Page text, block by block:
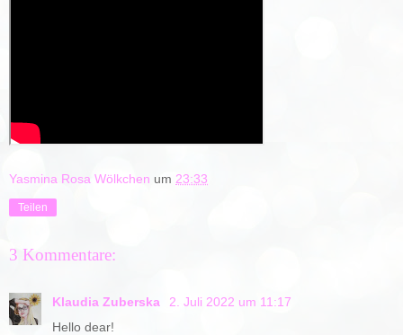
Yasmina Rosa Wölkchen um 23:33
Teilen
3 Kommentare:
Klaudia Zuberska
2. Juli 2022 um 11:17
Hello dear!